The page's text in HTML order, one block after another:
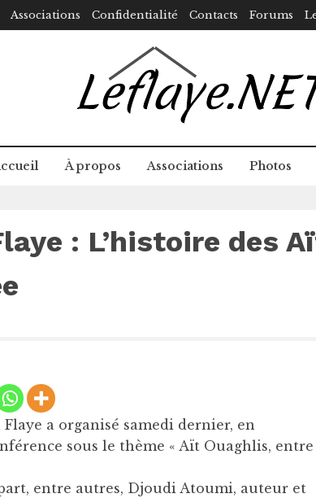
Associations Confidentialité Contacts Forums
À propos Associations Photos
: L’histoire des
a organisé samedi dernier, en
sous le thème « Aït Ouaghlis, entre
entre autres, Djoudi Atoumi, auteur et